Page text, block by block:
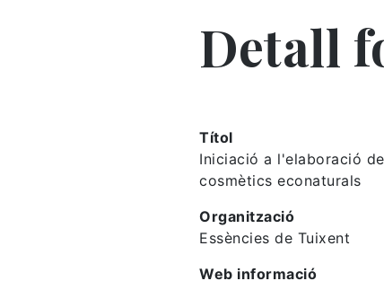
Detall
Títol
Iniciació a l'elaboració de
cosmètics econaturals
Organització
Essències de Tuixent
Web informació